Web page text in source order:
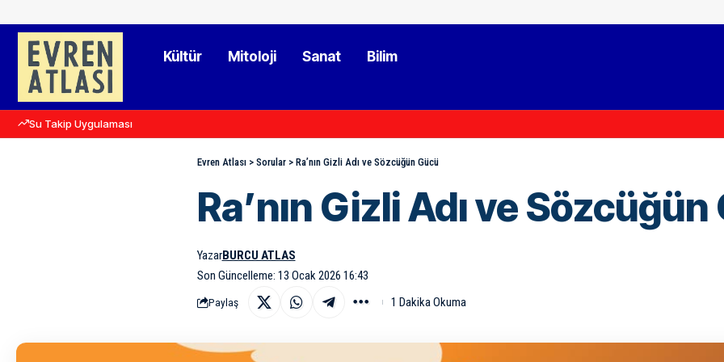
Kültür Mitoloji Sanat Bilim
Su Takip Uygulaması
Evren Atlası> Sorular> Ra’nın Gizli Adı ve Sözcüğün Gücü
Ra’nın Gizli Adı ve
Son Güncelleme: 13 Ocak 2026 16:43
YazarBURCU ATLAS
Paylaş 1 Dakika Okuma